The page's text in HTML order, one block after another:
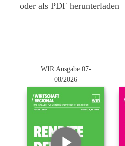
oder als PDF herunterladen
WIR Ausgabe 07-
08/2026